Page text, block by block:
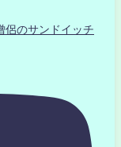
のサンドイッチ